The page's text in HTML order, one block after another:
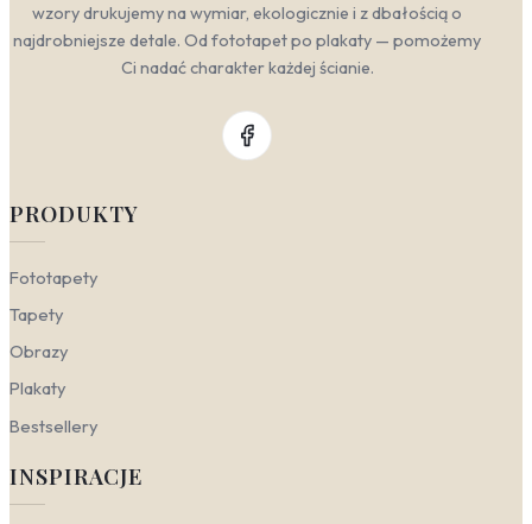
wzory drukujemy na wymiar, ekologicznie i z dbałością o
najdrobniejsze detale. Od fototapet po plakaty — pomożemy
Ci nadać charakter każdej ścianie.
PRODUKTY
Fototapety
Tapety
Obrazy
Plakaty
Bestsellery
INSPIRACJE